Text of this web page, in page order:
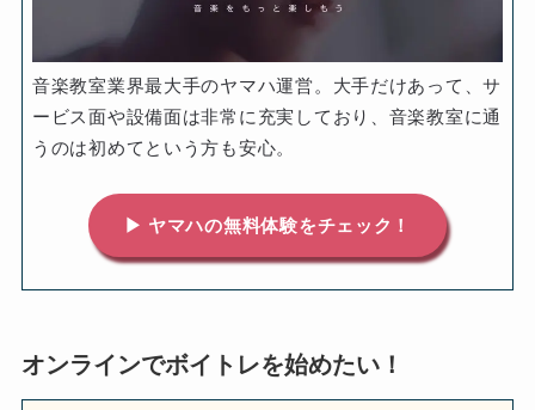
音楽教室業界最大手のヤマハ運営。大手だけあって、サ
ービス面や設備面は非常に充実しており、音楽教室に通
うのは初めてという方も安心。
▶ ヤマハの無料体験をチェック！
オンラインでボイトレを始めたい！